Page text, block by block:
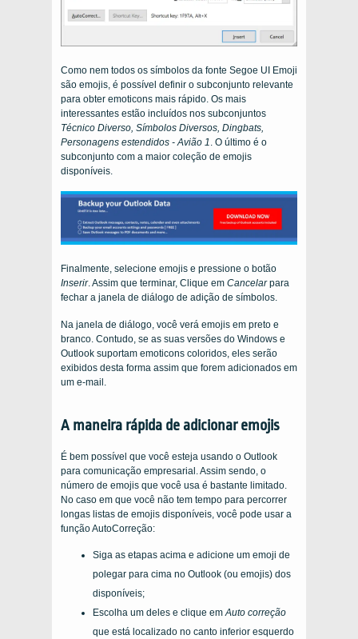
Como nem todos os símbolos da fonte Segoe UI Emoji
são emojis, é possível definir o subconjunto relevante
para obter emoticons mais rápido. Os mais
interessantes estão incluídos nos subconjuntos
Técnico Diverso, Símbolos Diversos, Dingbats,
Personagens estendidos - Avião 1. O último é o
subconjunto com a maior coleção de emojis
disponíveis.
Finalmente, selecione emojis e pressione o botão
Inserir. Assim que terminar, Clique em Cancelarpara
fechar a janela de diálogo de adição de símbolos.
Na janela de diálogo, você verá emojis em preto e
branco. Contudo, se as suas versões do Windows e
Outlook suportam emoticons coloridos, eles serão
exibidos desta forma assim que forem adicionados em
um e-mail.
A maneira rápida de adicionar emojis
É bem possível que você esteja usando o Outlook
para comunicação empresarial. Assim sendo, o
número de emojis que você usa é bastante limitado.
No caso em que você não tem tempo para percorrer
longas listas de emojis disponíveis, você pode usar a
função AutoCorreção:
Siga as etapas acima e adicione um emoji de
polegar para cima no Outlook (ou emojis) dos
disponíveis;
Escolha um deles e clique emAuto correção
que está localizado no canto inferior esquerdo